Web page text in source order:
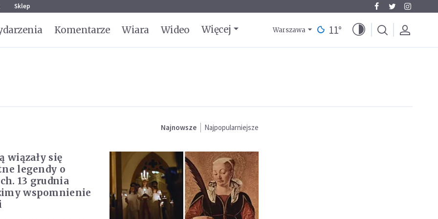
Sklep
Komentarze Wiara Wideo Więcej Warszawa 11°
Najnowsze Najpopularniejsze
wiązały się
legendy o
13 grudnia
wspomnienie